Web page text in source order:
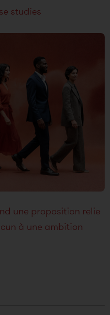
studies
une proposition relie
à une ambition